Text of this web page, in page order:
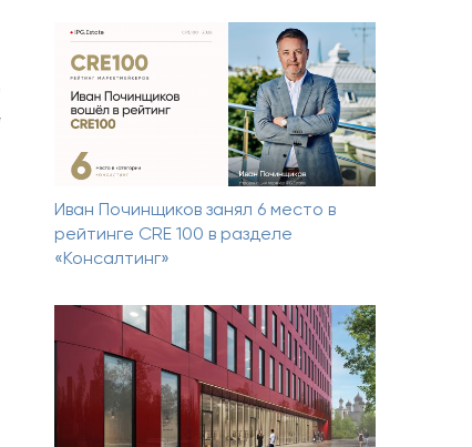
Иван Починщиков занял 6 место в
рейтинге CRE 100 в разделе
«Консалтинг»